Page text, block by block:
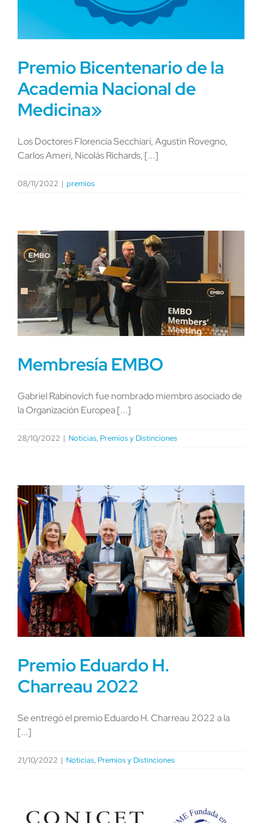
Premio Bicentenario de la
Academia Nacional de
Medicina»
Los Doctores Florencia Secchiari, Agustin Rovegno,
Carlos Ameri, Nicolás Richards, [...]
08/11/2022 | premios
Membresía EMBO
Gabriel Rabinovich fue nombrado miembro asociado de
la Organización Europea [...]
28/10/2022 | Noticias, Premios y Distinciones
Premio Eduardo H.
Charreau 2022
Se entregó el premio Eduardo H. Charreau 2022 a la
[...]
21/10/2022 | Noticias, Premios y Distinciones